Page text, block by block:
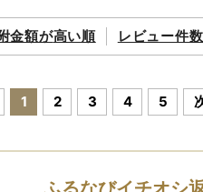
他のインテリア★
金額が高い順 レビュー件
1 2 3 4 5